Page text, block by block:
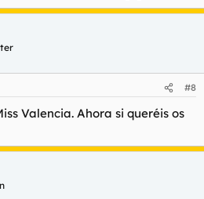
#8
Valencia. Ahora si queréis os